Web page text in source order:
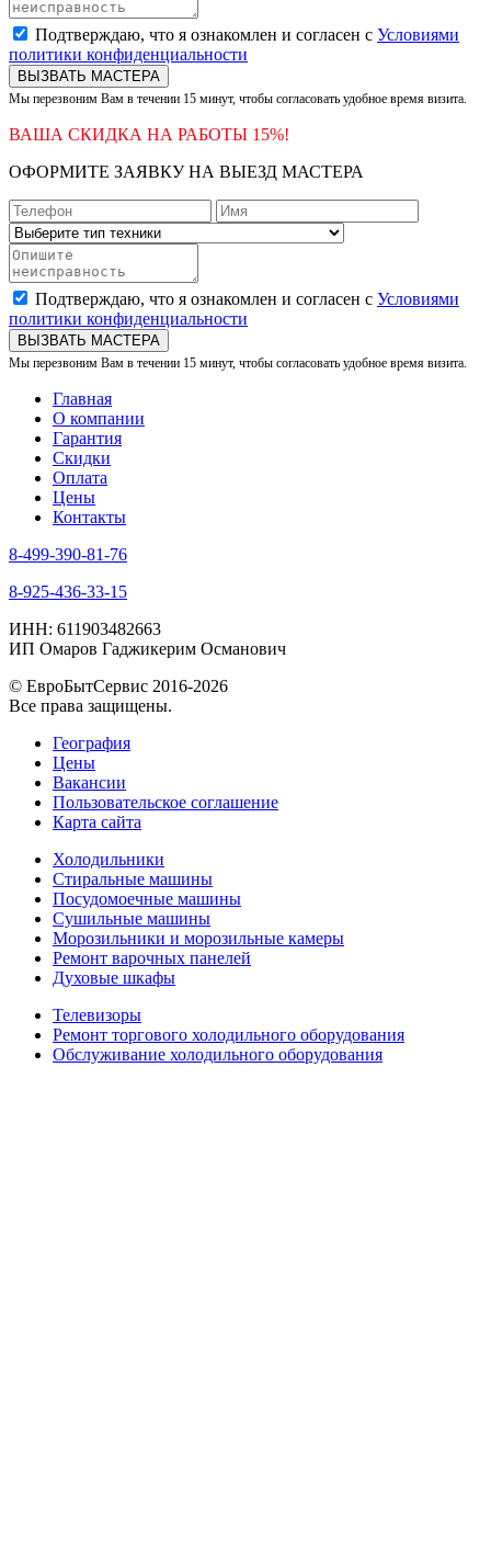
Подтверждаю, что я ознакомлен и согласен с Условиями
политики конфиденциальности
ВЫЗВАТЬ МАСТЕРА
Мы перезвоним Вам в течении 15 минут, чтобы согласовать удобное время визита.
ВАША СКИДКА НА РАБОТЫ 15%!
ОФОРМИТЕ ЗАЯВКУ НА ВЫЕЗД МАСТЕРА
Подтверждаю, что я ознакомлен и согласен с Условиями
политики конфиденциальности
ВЫЗВАТЬ МАСТЕРА
Мы перезвоним Вам в течении 15 минут, чтобы согласовать удобное время визита.
Главная
О компании
Гарантия
Скидки
Оплата
Цены
Контакты
8-499-390-81-76
8-925-436-33-15
ИНН: 611903482663
ИП Омаров Гаджикерим Османович
© ЕвроБытСервис 2016-2026
Все права защищены.
География
Цены
Вакансии
Пользовательское соглашение
Карта сайта
Холодильники
Стиральные машины
Посудомоечные машины
Сушильные машины
Морозильники и морозильные камеры
Ремонт варочных панелей
Духовые шкафы
Телевизоры
Ремонт торгового холодильного оборудования
Обслуживание холодильного оборудования